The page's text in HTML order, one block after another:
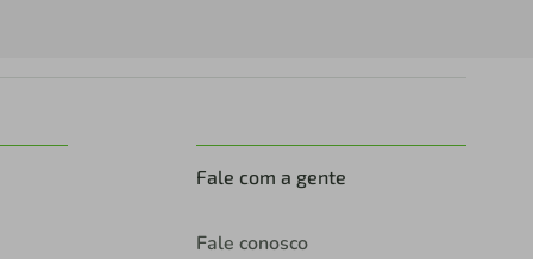
Fale com a gente
Fale conosco